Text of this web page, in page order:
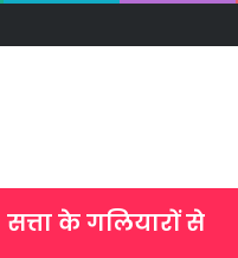
सत्ता के गलियारों से